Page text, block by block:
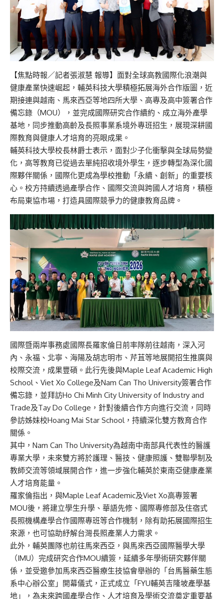
【焦點時報／記者張淑慧 報導】面對全球高教國際化浪潮與
健康產業快速崛起，輔英科技大學積極拓展海外合作版圖，近
期接連與越南、馬來西亞等地四所大學、高專及高中簽署合作
備忘錄（MOU），並完成國際研究合作續約、成立海外產學
基地，同步推動高齡及長照事業系境外專班招生，展現深耕國
際教育與健康人才培育的亮眼成果。
輔英科技大學校長林爵士表示，面對少子化衝擊與全球局勢變
化，高等教育已從過去單純招收境外學生，逐步轉型為深化國
際夥伴關係，國際化更成為學校推動「永續、創新」的重要核
心。校方持續透過產學合作、國際交流與跨國人才培育，積極
布局東協市場，打造具國際競爭力的健康教育品牌。
國際暨兩岸事務處國際長羅家倫日前率隊前往越南，深入河
內、永福、北寧、海陽及胡志明市、芹苴等地展開招生推廣與
校際交流，成果豐碩。此行先後與Maple Leaf Academic High
School、Viet Xo College及Nam Can Tho University簽署合作
備忘錄，並拜訪Ho Chi Minh City University of Industry and
Trade及Tay Do College，針對後續合作方向進行交流，同時
參訪姊妹校Hoang Mai Star School，持續深化雙方教育合作
關係。
其中，Nam Can Tho University為越南中南部具代表性的醫護
專業大學，未來雙方將於護理、醫技、健康照護、雙聯學制及
教師交流等領域展開合作，進一步強化輔英於東南亞健康產業
人才培育能量。
羅家倫指出，與Maple Leaf Academic及Viet Xo高專簽署
MOU後，將建立學生升學、華語先修、國際專修部及住宿式
長照機構產學合作國際專班等合作機制，除有助拓展國際招生
來源，也可協助紓解台灣長照產業人力需求。
此外，輔英團隊也前往馬來西亞，與馬來西亞國際醫學大學
（IMU）完成研究合作MOU續簽，延續多年學術研究夥伴關
係，並受邀參加馬來西亞醫療生技協會舉辦的「台馬醫藥生態
系中心辦公室」開幕儀式，正式成立「FYU輔英吉隆坡產學基
地」，為未來跨國產學合作、人才培育及學術交流奠定重要基